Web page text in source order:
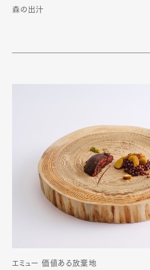
森の出汁
エミュー 価値ある放棄地